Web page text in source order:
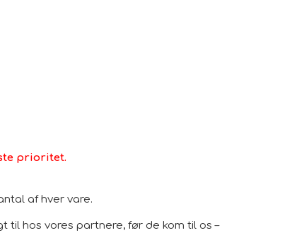
prioritet.
af hver vare.
til hos vores partnere, før de kom til os –